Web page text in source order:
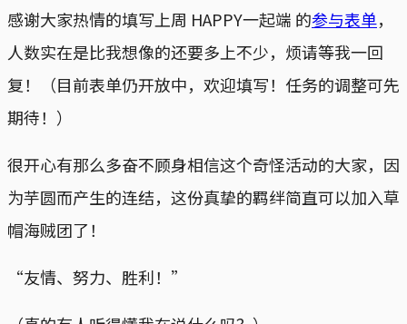
感谢大家热情的填写上周 HAPPY一起端 的参与表单，
人数实在是比我想像的还要多上不少，烦请等我一回
复！（目前表单仍开放中，欢迎填写！任务的调整可先
期待！）
很开心有那么多奋不顾身相信这个奇怪活动的大家，因
为芋圆而产生的连结，这份真挚的羁绊简直可以加入草
帽海贼团了！
“友情、努力、胜利！”